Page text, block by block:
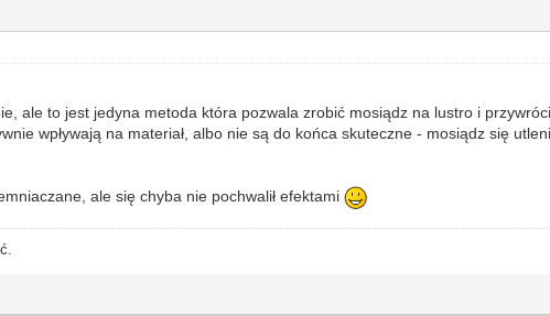
ale to jest jedyna metoda która pozwala zrobić mosiądz na lustro i
wpływają na materiał, albo nie są do końca skuteczne - mosiądz się
ale się chyba nie pochwalił efektami